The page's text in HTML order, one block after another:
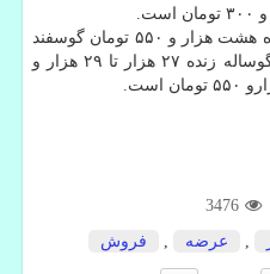
هر كیلوگرم مرغ زنده هشت هزار و ۵۵۰ تومان گوسفند
زنده ۳۶ هزار تا ۴۰ هزارتومان و گوساله زنده ۲۷ هزار تا ۲۹ هزار و
3476
عرضه فروش